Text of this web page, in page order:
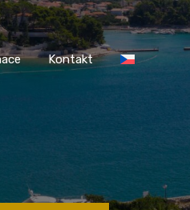
Kontakt
Kontakt